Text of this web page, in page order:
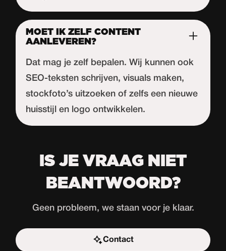
MOET IK ZELF CONTENT
AANLEVEREN?
Dat mag je zelf bepalen. Wij kunnen ook
SEO-teksten schrijven, visuals maken,
stockfoto’s uitzoeken of zelfs een nieuwe
huisstijl en logo ontwikkelen.
IS JE VRAAG NIET
BEANTWOORD?
Geen probleem, we staan voor je klaar.
Contact